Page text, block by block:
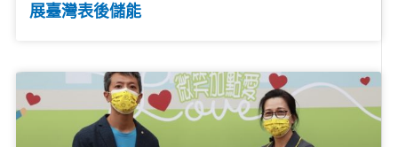
展臺灣表後儲能